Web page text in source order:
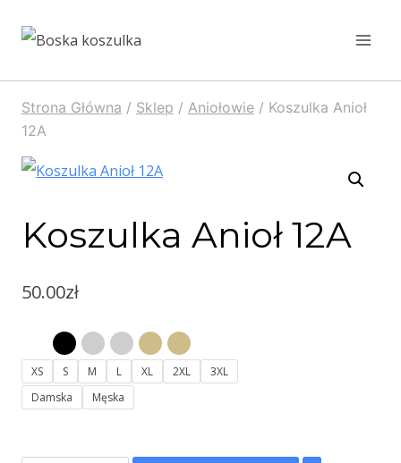
Strona Główna / Sklep / Aniołowie / Koszulka Anioł
12A
Koszulka Anioł 12A
50.00zł
XS S M L XL 2XL
3XL
Damska
Męska